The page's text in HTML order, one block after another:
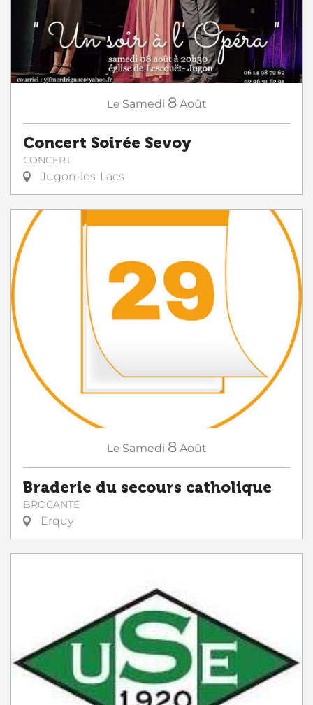
Le Samedi 8 Août
Concert Soirée Sevoy
CONCERT
Jugon-les-Lacs
Le Samedi 8 Août
Braderie du secours catholique
BROCANTE
Erquy